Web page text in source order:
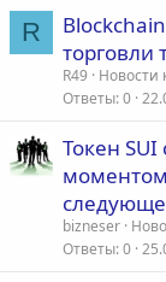
R
торговли
R49
Новости
Ответы 0
Токен SUI
bizneser
Ответы 0